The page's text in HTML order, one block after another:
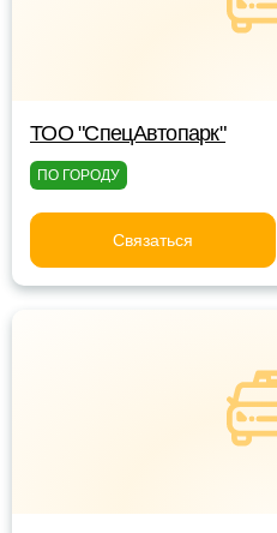
ТОО "СпецАвтопарк"
ПО ГОРОДУ
Связаться